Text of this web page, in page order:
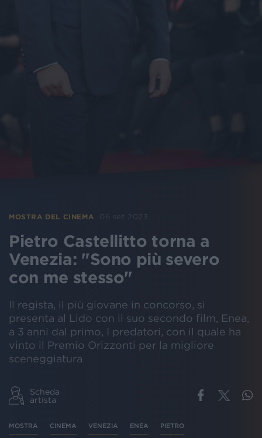
MOSTRA DEL CINEMA 06 set 2023
Pietro Castellitto torna a
Venezia: "Sono più severo
con me stesso"
Il regista, il più giovane in concorso, si
presenta al Lido con il suo secondo film, Enea,
a 3 anni dal primo, I predatori, con il quale ha
vinto il Premio Orizzonti per la migliore
sceneggiatura
Scheda
artista
MOSTRA CINEMA VENEZIA ENEA PIETRO